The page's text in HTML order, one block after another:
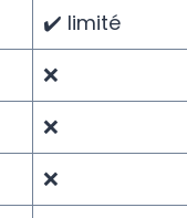
✔️ limité
❌
❌
❌